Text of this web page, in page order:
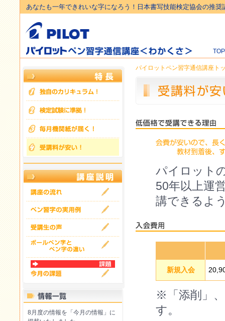
あなたも一年できれいな字になろう！日本書写技能検定協会の推奨
パイロットペン習字通信講座ト
パイロット
50年以上運
講できるよ
新規入会
※「添削」
す。
8月度の情報を「今月の情報」に